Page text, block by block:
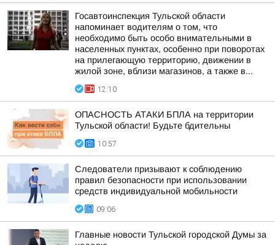
Госавтоинспекция Тульской области
напоминает водителям о том, что
необходимо быть особо внимательными в
населенных пунктах, особенно при поворотах
на прилегающую территорию, движении в
жилой зоне, вблизи магазинов, а также в...
12:10
ОПАСНОСТЬ АТАКИ БПЛА на территории
Тульской области! Будьте бдительны
10:57
Следователи призывают к соблюдению
правил безопасности при использовании
средств индивидуальной мобильности
09:06
Главные новости Тульской городской Думы за